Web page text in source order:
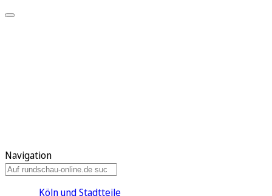
Navigation
Köln und Stadtteile